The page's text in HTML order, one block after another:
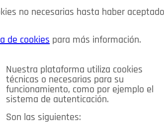
no necesarias hasta haber aceptado
de cookies para más información.
Nuestra plataforma utiliza cookies
técnicas o necesarias para su
funcionamiento, como por ejemplo el
sistema de autenticación.
Son las siguientes: